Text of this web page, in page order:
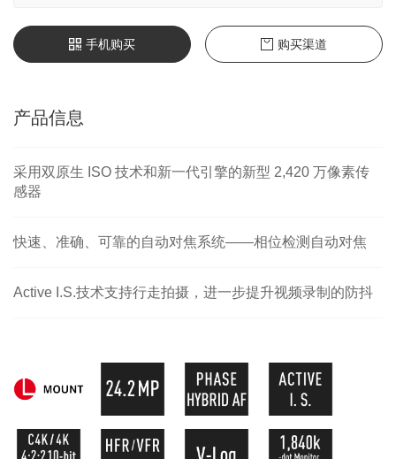
手机购买 购买渠道
产品信息
采用双原生 ISO 技术和新一代引擎的新型 2,420 万像素传
感器
快速、准确、可靠的自动对焦系统——相位检测自动对焦
Active I.S.技术支持行走拍摄，进一步提升视频录制的防抖